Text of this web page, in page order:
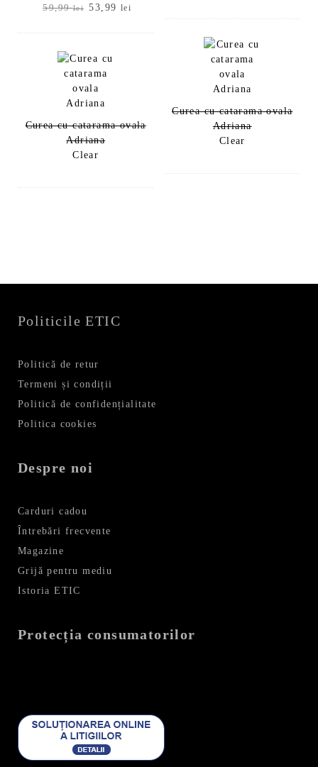
59,99lei
Prețul
a
53,99 lei
este:
Curea cu catarama ovala
Adriana
Clear
a
este:
Curea cu catarama ovala
Adriana
Clear
Politicile ETIC
Politică de retur
Termeni și condiții
Politică de confidențialitate
Politica cookies
Despre noi
Carduri cadou
Întrebări frecvente
Magazine
Grijă pentru mediu
Istoria ETIC
Protecția consumatorilor